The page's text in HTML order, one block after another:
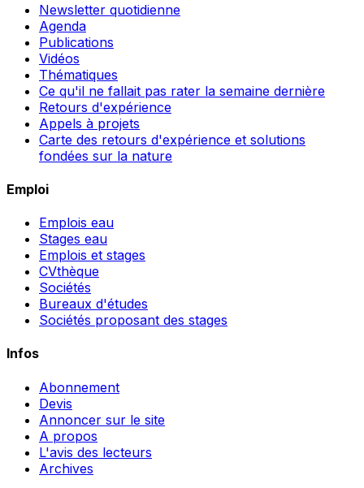
Newsletter quotidienne
Agenda
Publications
Vidéos
Thématiques
Ce qu'il ne fallait pas rater la semaine dernière
Retours d'expérience
Appels à projets
Carte des retours d'expérience et solutions
fondées sur la nature
Emploi
Emplois eau
Stages eau
Emplois et stages
CVthèque
Sociétés
Bureaux d'études
Sociétés proposant des stages
Infos
Abonnement
Devis
Annoncer sur le site
A propos
L'avis des lecteurs
Archives